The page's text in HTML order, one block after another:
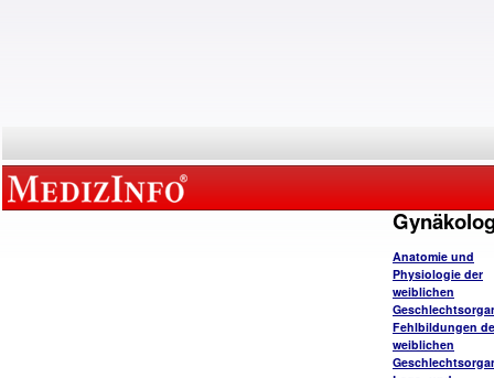
Anatomie und
Physiologie der
weiblichen
Fehlbildungen
weiblichen